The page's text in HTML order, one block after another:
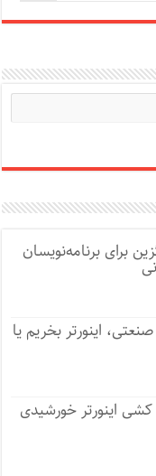
برای برنامه‌نویسان
اینورتر بخریم یا
اینورتر خورشیدی